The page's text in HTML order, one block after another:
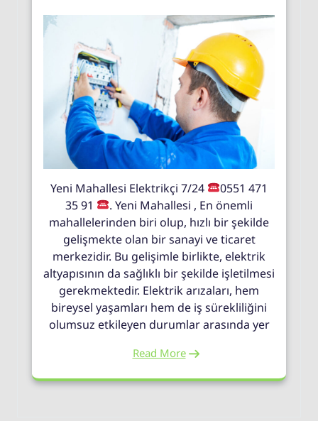
Yeni Mahallesi Elektrikçi 7/24
0551 471
35 91
. Yeni Mahallesi , En önemli
mahallelerinden biri olup, hızlı bir şekilde
gelişmekte olan bir sanayi ve ticaret
merkezidir. Bu gelişimle birlikte, elektrik
altyapısının da sağlıklı bir şekilde işletilmesi
gerekmektedir. Elektrik arızaları, hem
bireysel yaşamları hem de iş sürekliliğini
olumsuz etkileyen durumlar arasında yer
Read More